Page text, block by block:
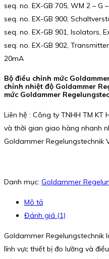
seq. no. EX-GB 705, WM 2 – G
seq. no. EX-GB 900,
seq. no. EX-GB 901, Isolators,
seq. no. EX-GB 902,
20mA
Bộ điều chỉnh mức
chỉnh nhiệt độ Goldammer
mức Goldammer
Liên hệ : Công ty TNHH TM KT
và thời gian giao hàng nhanh
Goldammer Regelungstechnik
Danh mục: Goldammer
Mô tả
Đánh giá (1)
Goldammer Regelungstechnik
lĩnh vực thiết bị đo lường và